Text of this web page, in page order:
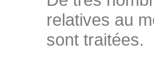
relatives au
sont traitées.